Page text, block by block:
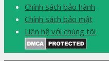
Chính sách bảo hành
Chính sách bảo mật
Liên hệ với chúng tôi